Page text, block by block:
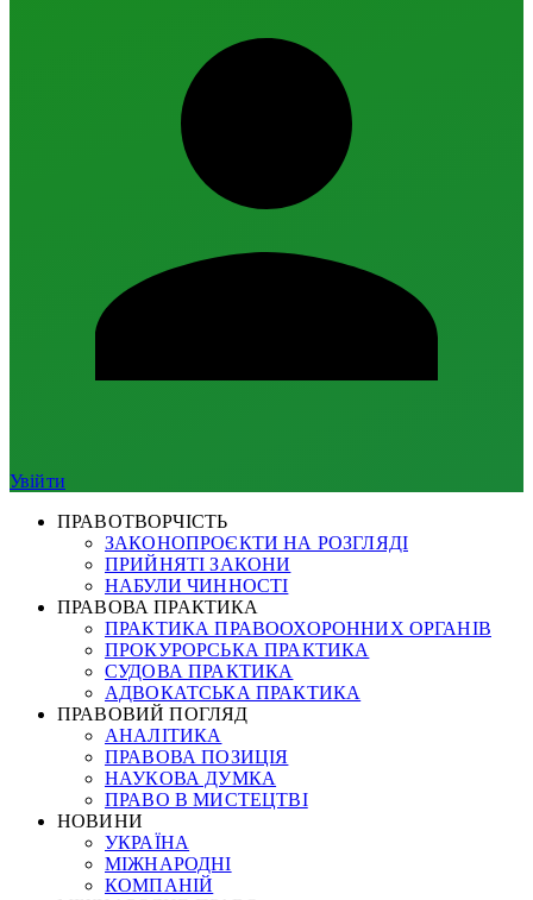
Увійти
ПРАВОТВОРЧІСТЬ
ЗАКОНОПРОЄКТИ НА РОЗГЛЯДІ
ПРИЙНЯТІ ЗАКОНИ
НАБУЛИ ЧИННОСТІ
ПРАВОВА ПРАКТИКА
ПРАКТИКА ПРАВООХОРОННИХ ОРГАНІВ
ПРОКУРОРСЬКА ПРАКТИКА
СУДОВА ПРАКТИКА
АДВОКАТСЬКА ПРАКТИКА
ПРАВОВИЙ ПОГЛЯД
АНАЛІТИКА
ПРАВОВА ПОЗИЦІЯ
НАУКОВА ДУМКА
ПРАВО В МИСТЕЦТВІ
НОВИНИ
УКРАЇНА
МІЖНАРОДНІ
КОМПАНІЙ